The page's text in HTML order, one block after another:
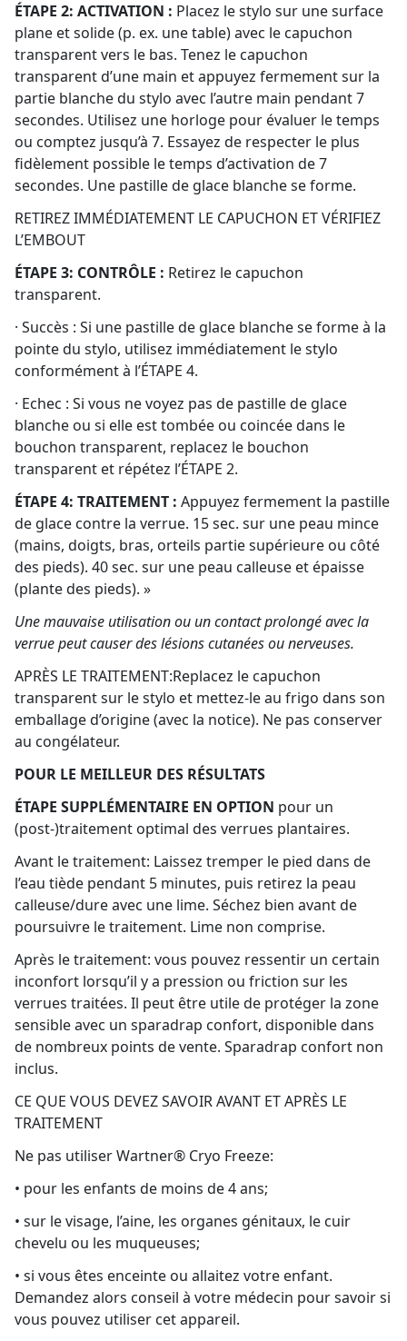
ÉTAPE 2: ACTIVATION : Placez le stylo sur une surface
plane et solide (p. ex. une table) avec le capuchon
transparent vers le bas. Tenez le capuchon
transparent d’une main et appuyez fermement sur la
partie blanche du stylo avec l’autre main pendant 7
secondes. Utilisez une horloge pour évaluer le temps
ou comptez jusqu’à 7. Essayez de respecter le plus
fidèlement possible le temps d’activation de 7
secondes. Une pastille de glace blanche se forme.
RETIREZ IMMÉDIATEMENT LE CAPUCHON ET VÉRIFIEZ
L’EMBOUT
ÉTAPE 3: CONTRÔLE : Retirez le capuchon
transparent.
· Succès : Si une pastille de glace blanche se forme à la
pointe du stylo, utilisez immédiatement le stylo
conformément à l’ÉTAPE 4.
· Echec : Si vous ne voyez pas de pastille de glace
blanche ou si elle est tombée ou coincée dans le
bouchon transparent, replacez le bouchon
transparent et répétez l’ÉTAPE 2.
ÉTAPE 4: TRAITEMENT : Appuyez fermement la pastille
de glace contre la verrue. 15 sec. sur une peau mince
(mains, doigts, bras, orteils partie supérieure ou côté
des pieds). 40 sec. sur une peau calleuse et épaisse
(plante des pieds). »
Une mauvaise utilisation ou un contact prolongé avec la
verrue peut causer des lésions cutanées ou nerveuses.
APRÈS LE TRAITEMENT:Replacez le capuchon
transparent sur le stylo et mettez-le au frigo dans son
emballage d’origine (avec la notice). Ne pas conserver
au congélateur.
POUR LE MEILLEUR DES RÉSULTATS
ÉTAPE SUPPLÉMENTAIRE EN OPTION pour un
(post-)traitement optimal des verrues plantaires.
Avant le traitement: Laissez tremper le pied dans de
l’eau tiède pendant 5 minutes, puis retirez la peau
calleuse/dure avec une lime. Séchez bien avant de
poursuivre le traitement. Lime non comprise.
Après le traitement: vous pouvez ressentir un certain
inconfort lorsqu’il y a pression ou friction sur les
verrues traitées. Il peut être utile de protéger la zone
sensible avec un sparadrap confort, disponible dans
de nombreux points de vente. Sparadrap confort non
inclus.
CE QUE VOUS DEVEZ SAVOIR AVANT ET APRÈS LE
TRAITEMENT
Ne pas utiliser Wartner® Cryo Freeze:
• pour les enfants de moins de 4 ans;
• sur le visage, l’aine, les organes génitaux, le cuir
chevelu ou les muqueuses;
• si vous êtes enceinte ou allaitez votre enfant.
Demandez alors conseil à votre médecin pour savoir si
vous pouvez utiliser cet appareil.